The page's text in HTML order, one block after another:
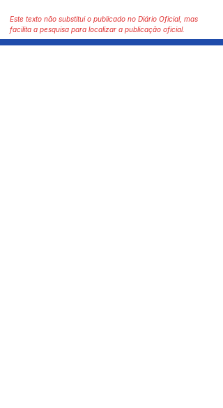
Este texto não substitui o publicado no Diário Oficial, mas
facilita a pesquisa para localizar a publicação oficial.